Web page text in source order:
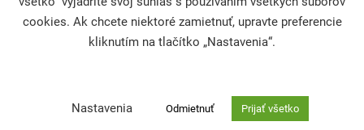
Občianska spoločnosť
cookies. Ak chcete niektoré zamietnuť, upravte preferencie
kliknutím na tlačítko „Nastavenia“.
Nastavenia Odmietnuť Prijať všetko